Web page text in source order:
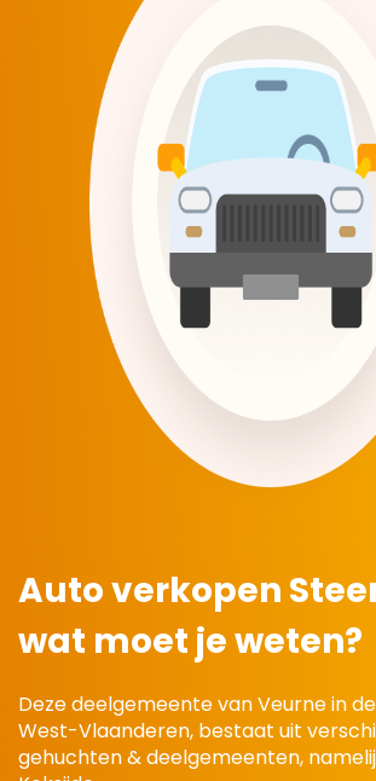
Auto verkopen
wat moet je weten?
Deze deelgemeente van Veurne in
West-Vlaanderen, bestaat uit
gehuchten & deelgemeenten,